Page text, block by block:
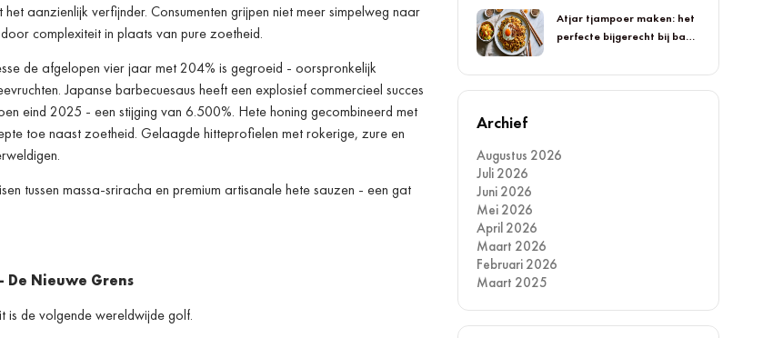
aanzienlijk verfijnder. Consumenten grijpen niet meer simpelweg naar
complexiteit in plaats van pure zoetheid.
de afgelopen vier jaar met 204% is gegroeid - oorspronkelijk
Japanse barbecuesaus heeft een explosief commercieel succes
eind 2025 - een stijging van 6.500%. Hete honing gecombineerd met
toe naast zoetheid. Gelaagde hitteprofie­len met rokerige, zure en
tussen massa-sriracha en premium artisanale hete sauzen - een gat
Nieuwe Grens
is de volgende wereldwijde golf.
Atjar tjampoer maken: het
perfecte bijgerecht bij bami
Archief
Augustus 2026
Juli 2026
Juni 2026
Mei 2026
April 2026
Maart 2026
Februari 2026
Maart 2025